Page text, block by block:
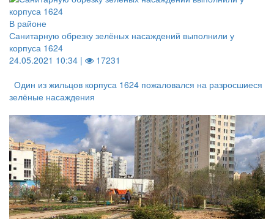
В районе
Санитарную обрезку зелёных насаждений выполнили у
корпуса 1624
24.05.2021 10:34 |
17231
Один из жильцов корпуса 1624 пожаловался на разросшиеся
зелёные насаждения